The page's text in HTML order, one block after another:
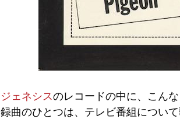
ジェネシスのレコードの中に、こん
録曲のひとつは、テレビ番組につい